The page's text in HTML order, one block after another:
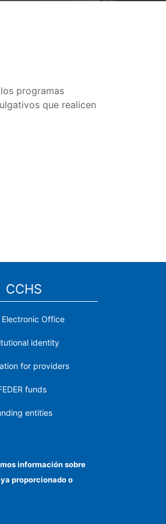
programas
que realicen
CCHS
Electronic Office
identity
for providers
funds
entities
Location
información sobre
proporcionado o